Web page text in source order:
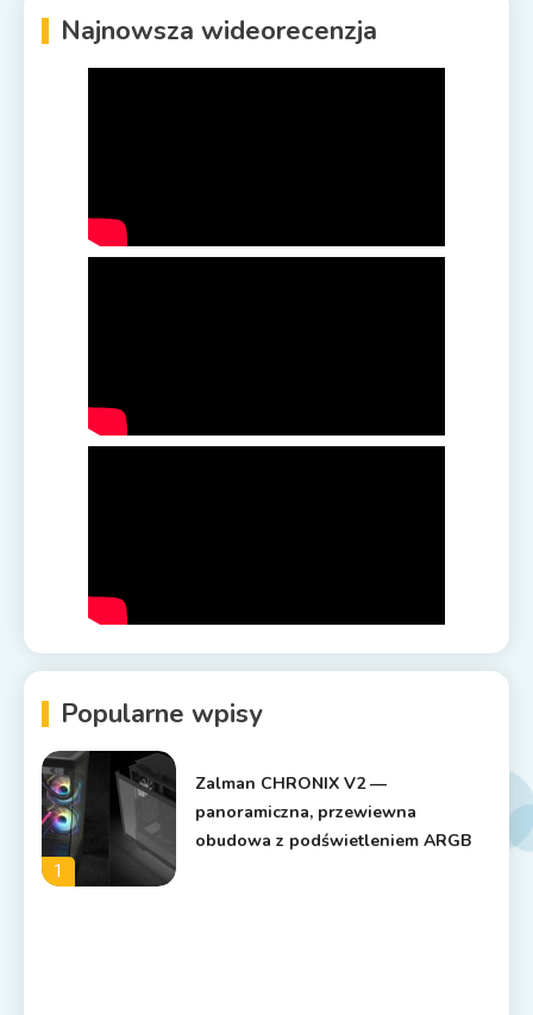
Najnowsza wideorecenzja
Popularne wpisy
1
Zalman CHRONIX V2 —
panoramiczna, przewiewna
obudowa z podświetleniem ARGB